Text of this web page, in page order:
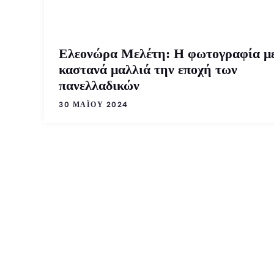
Ελεονώρα Μελέτη: Η φωτογραφία
καστανά μαλλιά την εποχή των
πανελλαδικών
30 ΜΑΪ́ΟΥ 2024